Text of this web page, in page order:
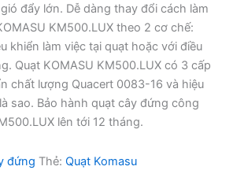
đẩy lớn. Dễ dàng thay đổi cách làm
KM500.LUX theo 2 cơ chế:
khiển làm việc tại quạt hoặc với điều
Quạt KOMASU KM500.LUX có 3 cấp
chất lượng Quacert 0083-16 và hiệu
sao. Bảo hành quạt cây đứng công
lên tới 12 tháng.
đứng Thẻ: Quạt Komasu